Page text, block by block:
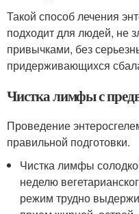
Такой способ лечения
подходит для людей, не
привычками, без
придерживающихся
Чистка лимфы с
Проведение
правильной подготовки.
Чистка лимфы
неделю
режим трудно